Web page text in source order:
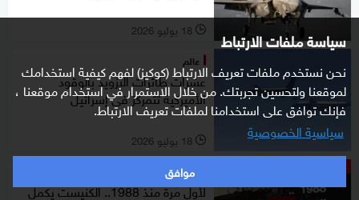
سياسة ملفات الارتباط
نحن نستخدم ملفات تعريف الارتباط (كوكيز) لفهم كيفية استخدامك
لموقعنا ولتحسين تجربتك. من خلال الاستمرار في استخدام موقعنا ،
فإنك توافق على استخدامنا لملفات تعريف الارتباط.
سياسية الخصوصية
موافق
l 18 يوليو 2026
عالم
عشرات طائرات التزويد بالوقود
الأميركية تتمركز في إسرائيل
l 18 يوليو 2026
ستوديوone مع فضيلة
لأول مرة منذ 1988.. الكنيست يكمل